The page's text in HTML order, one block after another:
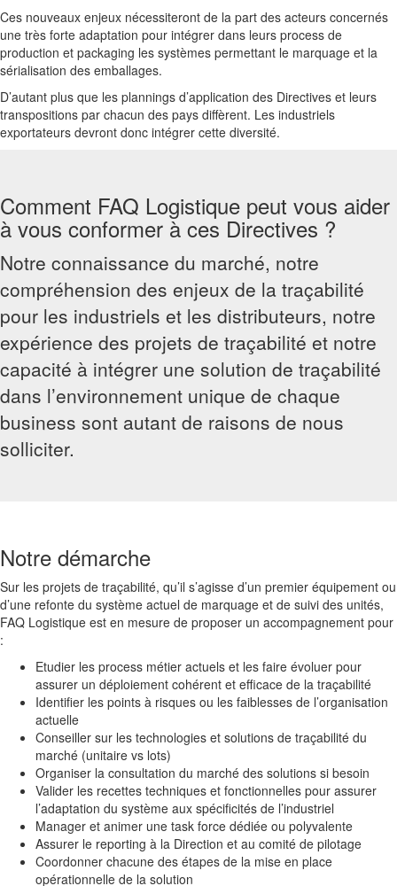
Ces nouveaux enjeux nécessiteront de la part des acteurs concernés
une très forte adaptation pour intégrer dans leurs process de
production et packaging les systèmes permettant le marquage et la
sérialisation des emballages.
D’autant plus que les plannings d’application des Directives et leurs
transpositions par chacun des pays diffèrent. Les industriels
exportateurs devront donc intégrer cette diversité.
Comment FAQ Logistique peut vous aider
à vous conformer à ces Directives ?
Notre connaissance du marché, notre
compréhension des enjeux de la traçabilité
pour les industriels et les distributeurs, notre
expérience des projets de traçabilité et notre
capacité à intégrer une solution de traçabilité
dans l’environnement unique de chaque
business sont autant de raisons de nous
solliciter.
Notre démarche
Sur les projets de traçabilité, qu’il s’agisse d’un premier équipement ou
d’une refonte du système actuel de marquage et de suivi des unités,
FAQ Logistique est en mesure de proposer un accompagnement pour
:
Etudier les process métier actuels et les faire évoluer pour
assurer un déploiement cohérent et efficace de la traçabilité
Identifier les points à risques ou les faiblesses de l’organisation
actuelle
Conseiller sur les technologies et solutions de traçabilité du
marché (unitaire vs lots)
Organiser la consultation du marché des solutions si besoin
Valider les recettes techniques et fonctionnelles pour assurer
l’adaptation du système aux spécificités de l’industriel
Manager et animer une task force dédiée ou polyvalente
Assurer le reporting à la Direction et au comité de pilotage
Coordonner chacune des étapes de la mise en place
opérationnelle de la solution